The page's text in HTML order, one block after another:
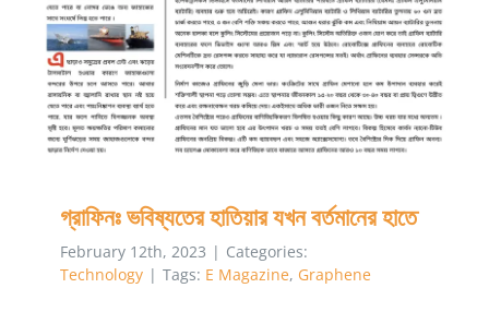
গ্রাফিনঃ ভবিষ্যতের হাতিয়ার যখন বর্তমানের হাতে
February 12th, 2023 | Categories:
Technology | Tags: E Magazine, Graphene